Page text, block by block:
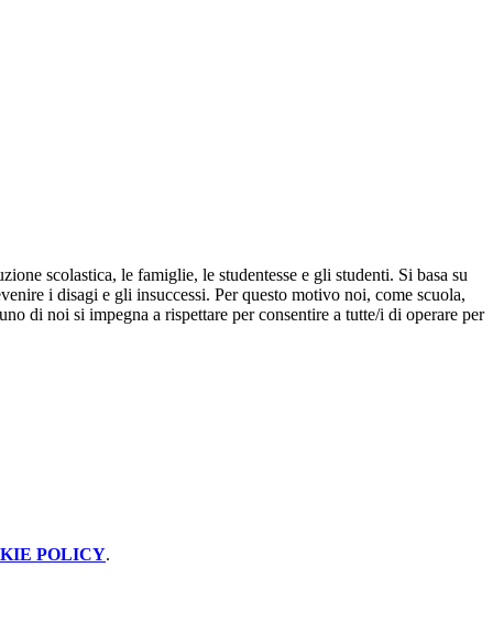
scolastica, le famiglie, le studentesse e gli studenti. Si basa su
i disagi e gli insuccessi. Per questo motivo noi, come scuola,
di noi si impegna a rispettare per consentire a tutte/i di operare per
POLICY.